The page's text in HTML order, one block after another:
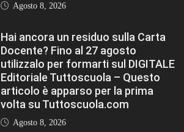
Agosto 8, 2026
Hai ancora un residuo sulla Carta
Docente? Fino al 27 agosto
utilizzalo per formarti sul DIGITALE
Editoriale Tuttoscuola – Questo
articolo è apparso per la prima
volta su Tuttoscuola.com
Agosto 8, 2026